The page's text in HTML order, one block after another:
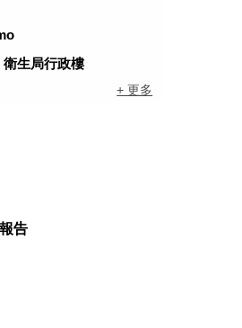
衛生局行政樓
+ 更多
告